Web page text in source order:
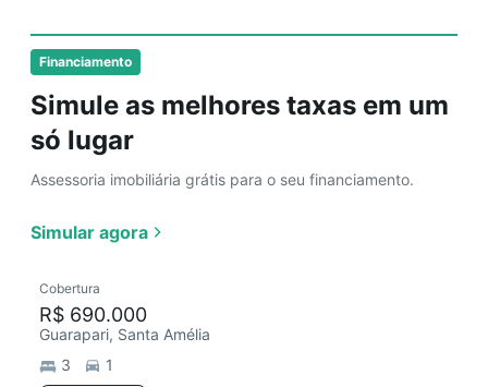
Financiamento
Simule as melhores taxas em um
só lugar
Assessoria imobiliária grátis para o seu financiamento.
Simular agora
Cobertura
R$ 690.000
Guarapari, Santa Amélia
3
1